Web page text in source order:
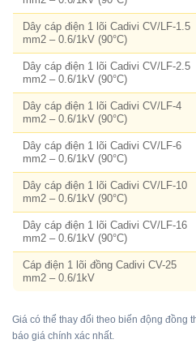
Dây cáp điện 1 lõi Cadivi CV/LF-1.5
mm2 – 0.6/1kV (90°C)
Dây cáp điện 1 lõi Cadivi CV/LF-2.5
mm2 – 0.6/1kV (90°C)
Dây cáp điện 1 lõi Cadivi CV/LF-4
mm2 – 0.6/1kV (90°C)
Dây cáp điện 1 lõi Cadivi CV/LF-6
mm2 – 0.6/1kV (90°C)
Dây cáp điện 1 lõi Cadivi CV/LF-10
mm2 – 0.6/1kV (90°C)
Dây cáp điện 1 lõi Cadivi CV/LF-16
mm2 – 0.6/1kV (90°C)
Cáp điện 1 lõi đồng Cadivi CV-25
mm2 – 0.6/1kV
Giá có thể thay đổi theo biến động đồng
báo giá chính xác nhất.